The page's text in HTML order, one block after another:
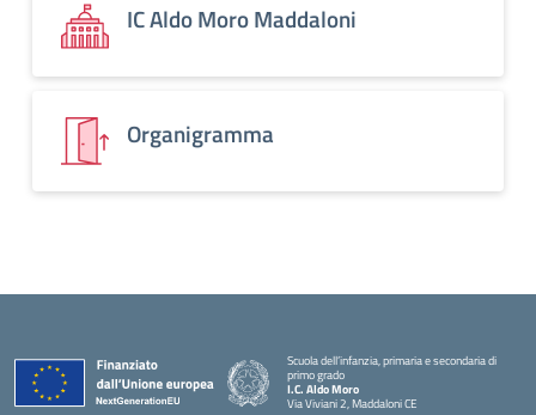
IC Aldo Moro Maddaloni
Organigramma
Scuola dell’infanzia, primaria e secondaria di
primo grado
I.C. Aldo Moro
Via Viviani 2, Maddaloni CE